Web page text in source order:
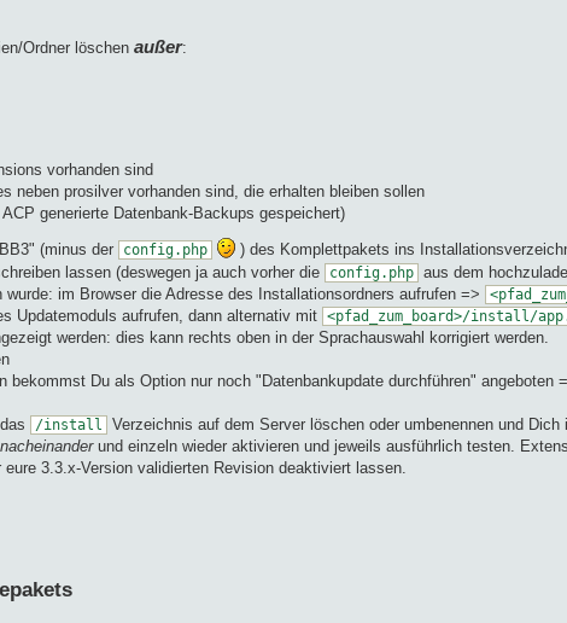
Ordner löschen außer:
vorhanden sind
neben prosilver vorhanden sind, die erhalten bleiben sollen
generierte Datenbank-Backups gespeichert)
(minus der config.php
) des Komplettpakets ins
lassen (deswegen ja auch vorher die
config.php aus dem
im Browser die Adresse des Installationsordners aufrufen =>
Updatemoduls aufrufen, dann alternativ mit <pfad_zum_board>/install/
werden: dies kann rechts oben in der Sprachauswahl korrigiert werden.
bekommst Du als Option nur noch "Datenbankupdate durchführen" angeboten
/install
Verzeichnis auf dem Server löschen oder umbenennen und Dich
nacheinanderund einzeln wieder aktivieren und jeweils ausführlich testen.
3.3.x-Version validierten Revision deaktiviert lassen.